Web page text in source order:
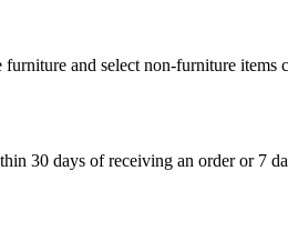
and select non-furniture items
30 days of receiving an order or 7